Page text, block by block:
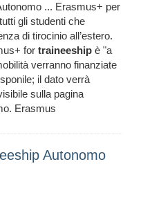
... Erasmus+ per
gli studenti che
di tirocinio all’estero.
for traineeship è "a
verranno finanziate
il dato verrà
sulla pagina
Erasmus
Autonomo